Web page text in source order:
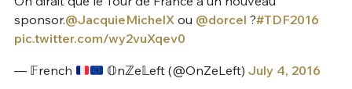
sponsor.@JacquieMichelX ou @dorcel ?#TDF2016
pic.twitter.com/wy2vuXqev0
— 𝔽rench 𝕆nℤe𝕃eft (@OnZeLeft) July 4, 2016